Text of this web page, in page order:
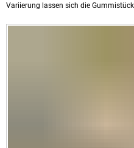
Variierung lassen sich die